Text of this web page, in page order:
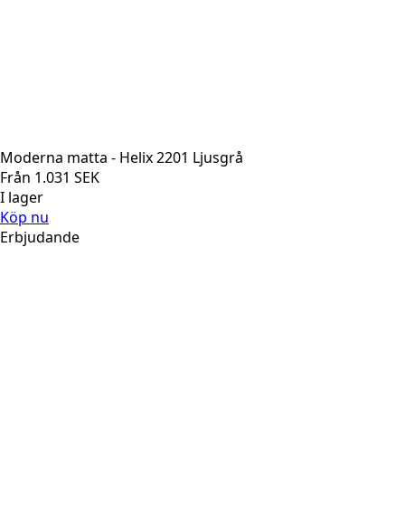
Moderna matta - Helix 2201 Ljusgrå
Från 1.031 SEK
I lager
Köp nu
Erbjudande